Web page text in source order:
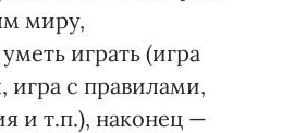
миру,
играть (игра
с правилами,
и т.п.), наконец —